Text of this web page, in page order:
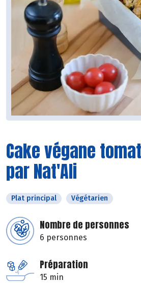
Cake végane
par Nat'Ali
Plat principal Végétarien
Nombre de personnes
6 personnes
Préparation
15 min